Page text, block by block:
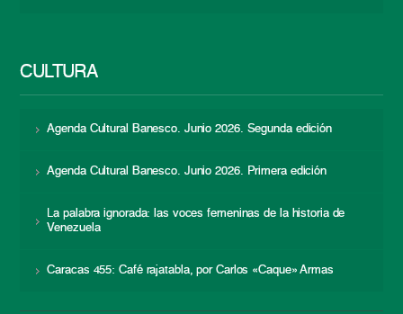
CULTURA
Agenda Cultural Banesco. Junio 2026. Segunda edición
Agenda Cultural Banesco. Junio 2026. Primera edición
La palabra ignorada: las voces femeninas de la historia de
Venezuela
Caracas 455: Café rajatabla, por Carlos «Caque» Armas